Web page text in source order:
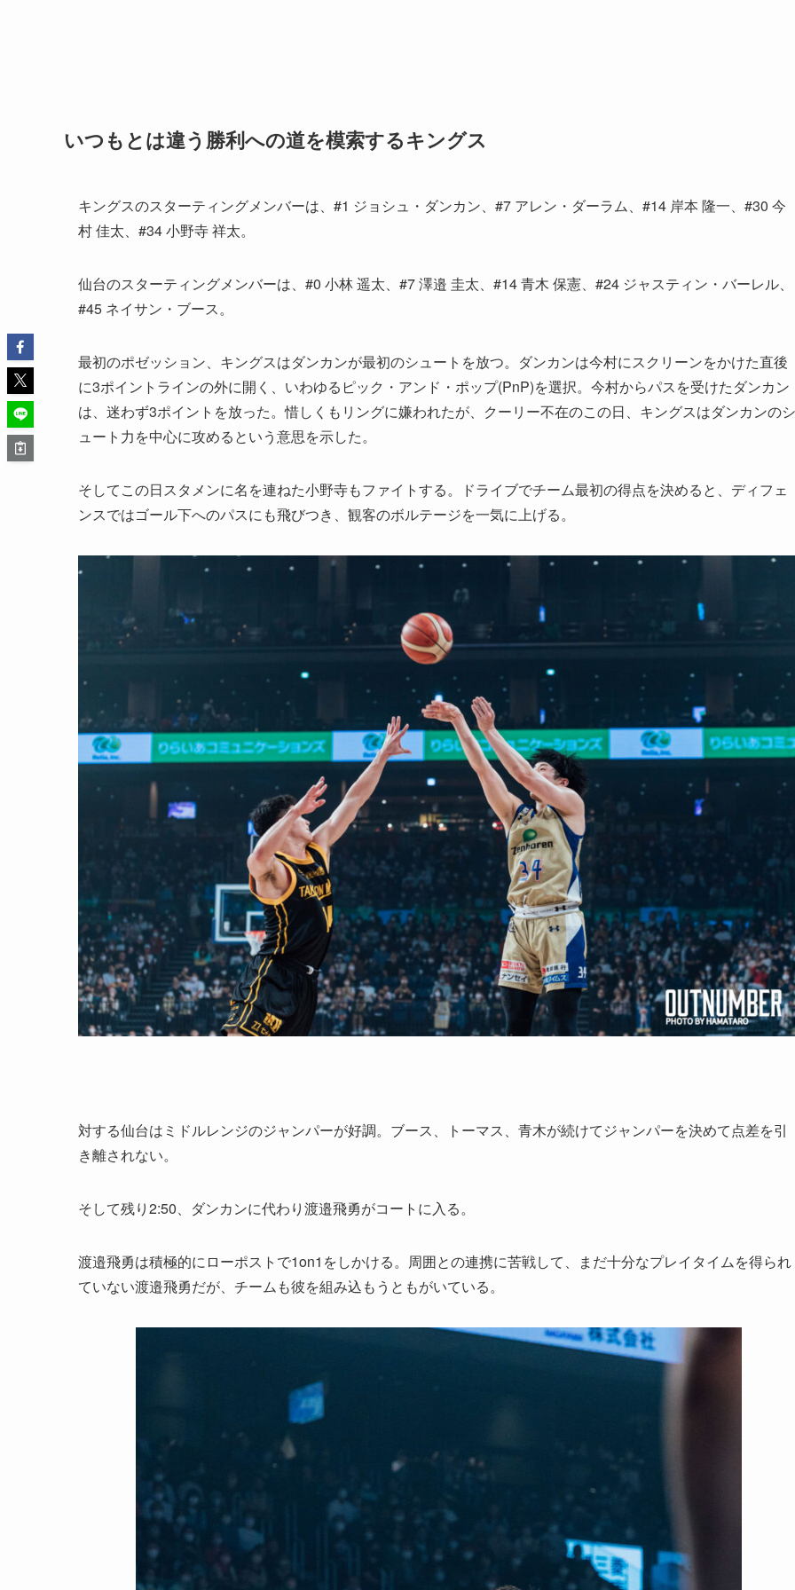
いつもとは違う勝利への道を模索するキングス
キングスのスターティングメンバーは、#1 ジョシュ・ダンカン、#7 アレン・ダーラム、#14 岸本 隆一、#30 今
村 佳太、#34 小野寺 祥太。
仙台のスターティングメンバーは、#0 小林 遥太、#7 澤邉 圭太、#14 青木 保憲、#24 ジャスティン・バーレル、
#45 ネイサン・ブース。
最初のポゼッション、キングスはダンカンが最初のシュートを放つ。ダンカンは今村にスクリーンをかけた直後
に3ポイントラインの外に開く、いわゆるピック・アンド・ポップ(PnP)を選択。今村からパスを受けたダンカン
は、迷わず3ポイントを放った。惜しくもリングに嫌われたが、クーリー不在のこの日、キングスはダンカンのシ
ュート力を中心に攻めるという意思を示した。
そしてこの日スタメンに名を連ねた小野寺もファイトする。ドライブでチーム最初の得点を決めると、ディフェ
ンスではゴール下へのパスにも飛びつき、観客のボルテージを一気に上げる。
対する仙台はミドルレンジのジャンパーが好調。ブース、トーマス、青木が続けてジャンパーを決めて点差を引
き離されない。
そして残り2:50、ダンカンに代わり渡邉飛勇がコートに入る。
渡邉飛勇は積極的にローポストで1on1をしかける。周囲との連携に苦戦して、まだ十分なプレイタイムを得られ
ていない渡邉飛勇だが、チームも彼を組み込もうともがいている。